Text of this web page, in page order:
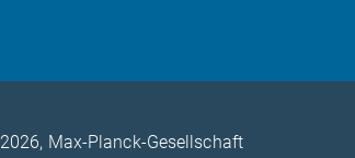
2026, Max-Planck-Gesellschaft